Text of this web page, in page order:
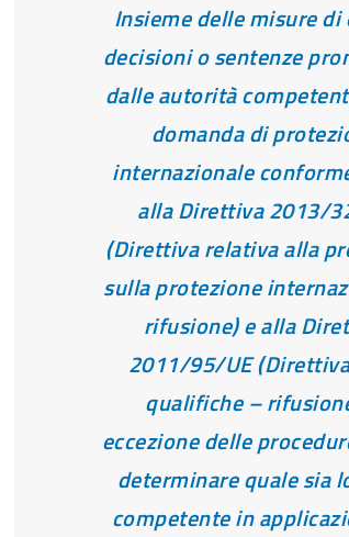
Insieme delle misure di
decisioni o sentenze
dalle autorità
domanda di
internazionale
alla Direttiva 2013/
(Direttiva relativa alla
sulla protezione
rifusione) e alla
2011/95/UE
qualifiche –
eccezione delle
determinare quale sia
competente in